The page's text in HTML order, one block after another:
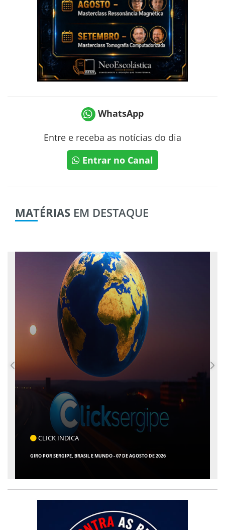
WhatsApp
Entre e receba as notícias do dia
Entrar no Canal
MATÉRIAS EM DESTAQUE
CLICK INDICA
GIRO POR SERGIPE, BRASIL E MUNDO - 07 DE AGOSTO DE 2026